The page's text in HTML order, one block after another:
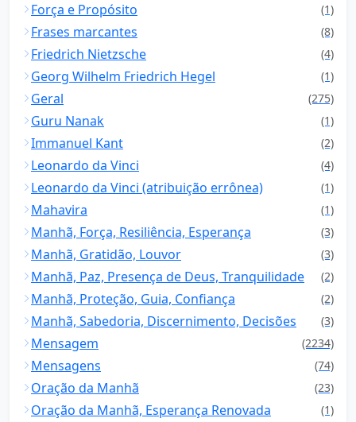
Força e Propósito (1)
Frases marcantes (8)
Friedrich Nietzsche (4)
Georg Wilhelm Friedrich Hegel (1)
Geral (275)
Guru Nanak (1)
Immanuel Kant (2)
Leonardo da Vinci (4)
Leonardo da Vinci (atribuição errônea) (1)
Mahavira (1)
Manhã, Força, Resiliência, Esperança (3)
Manhã, Gratidão, Louvor (3)
Manhã, Paz, Presença de Deus, Tranquilidade (2)
Manhã, Proteção, Guia, Confiança (2)
Manhã, Sabedoria, Discernimento, Decisões (3)
Mensagem (2234)
Mensagens (74)
Oração da Manhã (23)
Oração da Manhã, Esperança Renovada (1)